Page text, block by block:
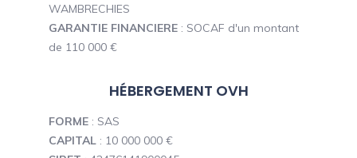
WAMBRECHIES
GARANTIE FINANCIERE : SOCAF d'un montant
de 110 000 €
HÉBERGEMENT OVH
FORME : SAS
CAPITAL : 10 000 000 €